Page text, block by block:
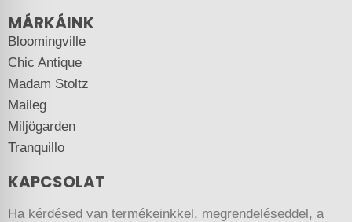
MÁRKÁINK
Bloomingville
Chic Antique
Madam Stoltz
Maileg
Miljögarden
Tranquillo
KAPCSOLAT
Ha kérdésed van termékeinkkel, megrendeléseddel, a